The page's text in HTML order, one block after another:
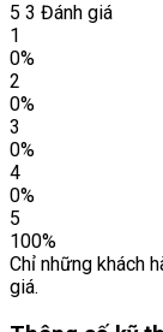
5 3 Đánh giá
1
0%
2
0%
3
0%
4
0%
5
100%
Chỉ những khách
giá.